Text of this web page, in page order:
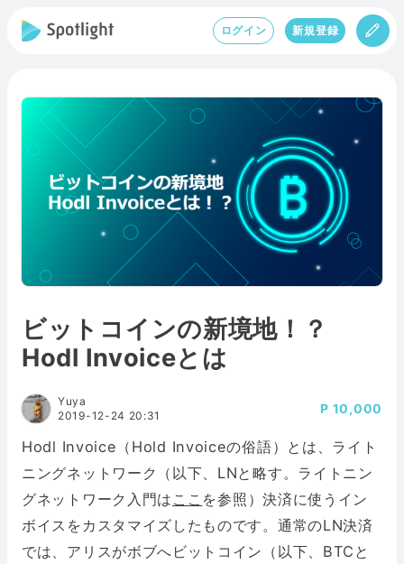
ログイン 新規登録
ビットコインの新境地！？
Hodl Invoiceとは
Yuya
2019-12-24 20:31
10,000
Hodl Invoice（Hold Invoiceの俗語）とは、ライト
ニングネットワーク（以下、LNと略す。ライトニン
グネットワーク入門は ここ を参照）決済に使うイン
ボイスをカスタマイズしたものです。通常のLN決済
では、アリスがボブへビットコイン（以下、BTCと